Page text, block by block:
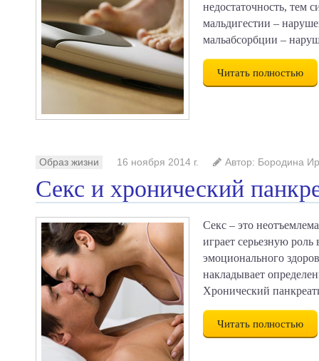
недостаточность, тем
мальдигестии –
мальабсорбции –
Читать полностью
Образ жизни 16 ноября 2014 г. Автор: Бородина
Секс и хронический
Секс – это
играет серьезную
эмоционального
накладывает
Хронический
Читать полностью